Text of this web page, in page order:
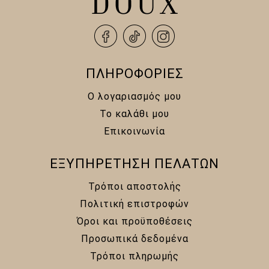
ΠΛΗΡΟΦΟΡΙΕΣ
Ο λογαριασμός μου
Το καλάθι μου
Επικοινωνία
ΕΞΥΠΗΡΕΤΗΣΗ ΠΕΛΑΤΩΝ
Τρόποι αποστολής
Πολιτική επιστροφών
Όροι και προϋποθέσεις
Προσωπικά δεδομένα
Τρόποι πληρωμής